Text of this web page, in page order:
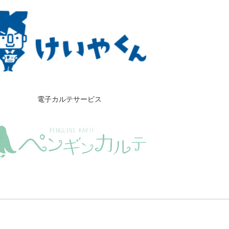
電子カルテサービス